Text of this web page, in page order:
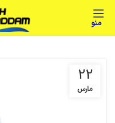
منو
22
مارس